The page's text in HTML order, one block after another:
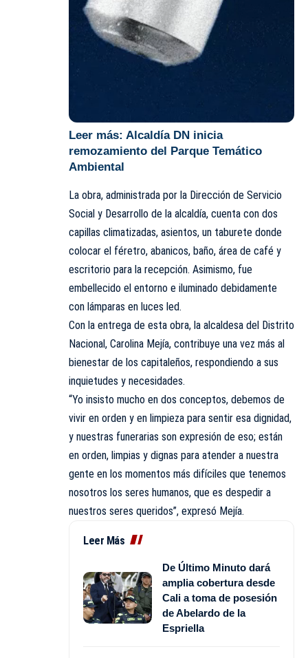
Leer más: Alcaldía DN inicia
remozamiento del Parque Temático
Ambiental
La obra, administrada por la Dirección de Servicio
Social y Desarrollo de la alcaldía, cuenta con dos
capillas climatizadas, asientos, un taburete donde
colocar el féretro, abanicos, baño, área de café y
escritorio para la recepción. Asimismo, fue
embellecido el entorno e iluminado debidamente
con lámparas en luces led.
Con la entrega de esta obra, la alcaldesa del Distrito
Nacional, Carolina Mejía, contribuye una vez más al
bienestar de los capitaleños, respondiendo a sus
inquietudes y necesidades.
“Yo insisto mucho en dos conceptos, debemos de
vivir en orden y en limpieza para sentir esa dignidad,
y nuestras funerarias son expresión de eso; están
en orden, limpias y dignas para atender a nuestra
gente en los momentos más difíciles que tenemos
nosotros los seres humanos, que es despedir a
nuestros seres queridos”, expresó Mejía.
Leer Más
De Último Minuto dará
amplia cobertura desde
Cali a toma de posesión
de Abelardo de la
Espriella